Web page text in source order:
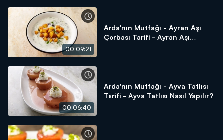
00:09:21
Arda'nın Mutfağı - Ayran Aşı
Çorbası Tarifi - Ayran Aşı
00:06:40
Arda'nın Mutfağı - Ayva Tatlısı
Tarifi - Ayva Tatlısı Nasıl Yapılır?